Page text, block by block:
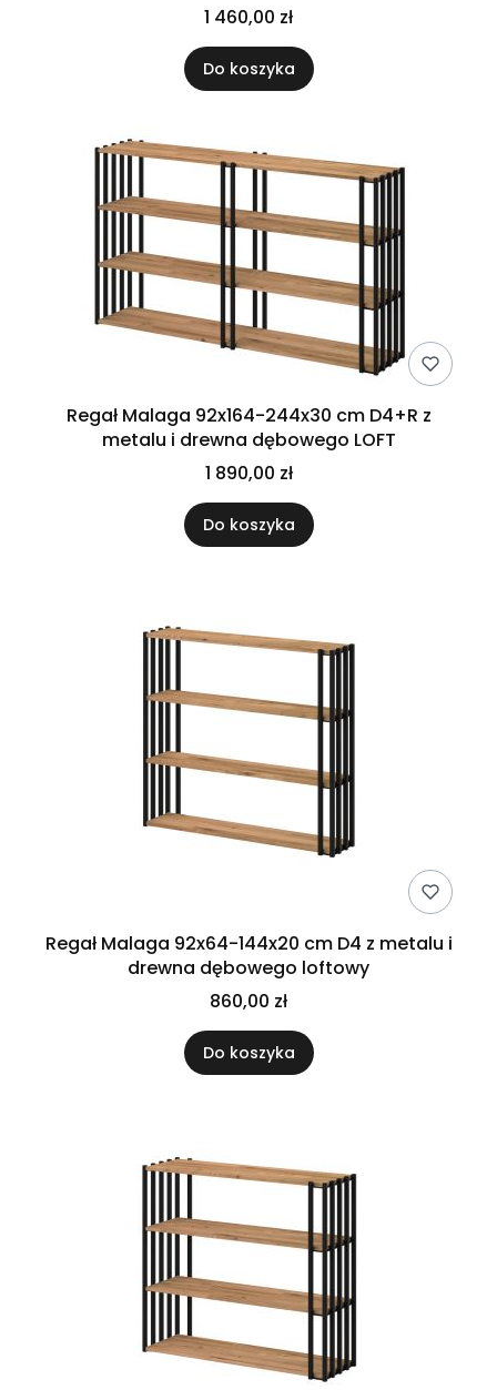
1 460,00 zł
Do koszyka
Regał Malaga 92x164-244x30 cm D4+R z
metalu i drewna dębowego LOFT
1 890,00 zł
Do koszyka
Regał Malaga 92x64-144x20 cm D4 z metalu i
drewna dębowego loftowy
860,00 zł
Do koszyka